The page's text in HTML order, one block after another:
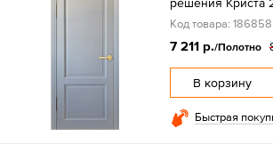
решения Криста
Код товара: 186858
7 211 р./Полотно
В корзину
Быстрая